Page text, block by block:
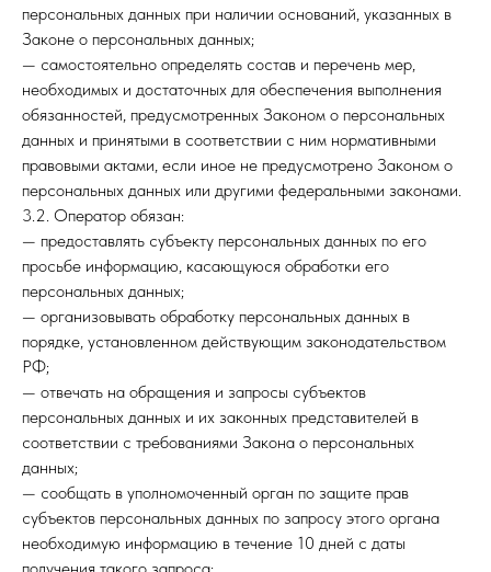
персональных данных при наличии оснований, указанных в
Законе о персональных данных;
— самостоятельно определять состав и перечень мер,
необходимых и достаточных для обеспечения выполнения
обязанностей, предусмотренных Законом о персональных
данных и принятыми в соответствии с ним нормативными
правовыми актами, если иное не предусмотрено Законом о
персональных данных или другими федеральными законами.
3.2. Оператор обязан:
— предоставлять субъекту персональных данных по его
просьбе информацию, касающуюся обработки его
персональных данных;
— организовывать обработку персональных данных в
порядке, установленном действующим законодательством
РФ;
— отвечать на обращения и запросы субъектов
персональных данных и их законных представителей в
соответствии с требованиями Закона о персональных
данных;
— сообщать в уполномоченный орган по защите прав
субъектов персональных данных по запросу этого органа
необходимую информацию в течение 10 дней с даты